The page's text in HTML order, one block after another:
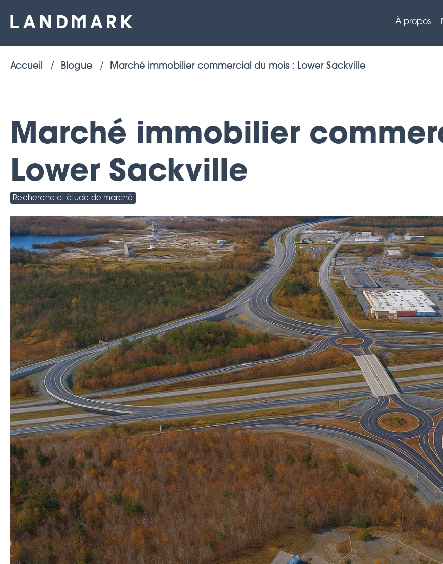
À propos
Accueil Blogue Marché immobilier commercial du mois : Lower Sackville
Marché immobilier
Lower Sackville
Recherche et étude de marché